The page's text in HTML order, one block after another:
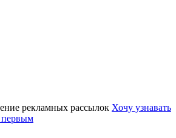
рекламных рассылок Хочу узнавать
первым